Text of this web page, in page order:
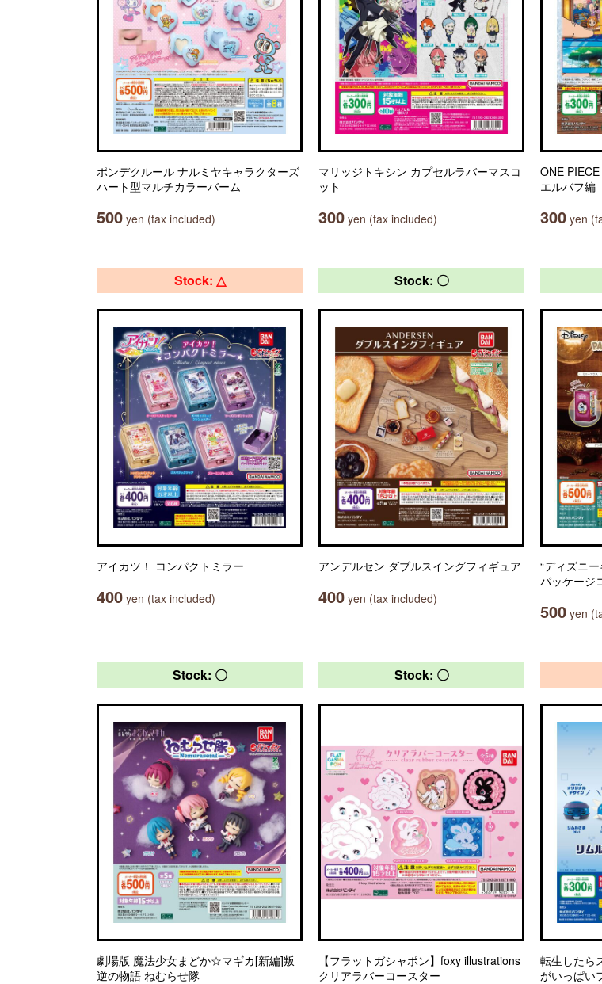
ポンデクルール ナルミヤキャラクターズ
ハート型マルチカラーバーム
500 yen (tax included)
マリッジトキシン カプセルラバーマスコ
ット
300 yen (tax included)
ONE
エルバフ編
300 yen
Stock: △
アイカツ！ コンパクトミラー
400 yen (tax included)
Stock: 〇
アンデルセン ダブルスイングフィギュア
400 yen (tax included)
“ディズニ
パッケージ
500 yen
Stock: 〇
劇場版 魔法少女まどか☆マギカ[新編]叛
逆の物語 ねむらせ隊
Stock: 〇
【フラットガシャポン】foxy illustrations
クリアラバーコースター
転生したら
がいっぱい